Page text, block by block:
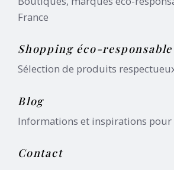
France
Shopping éco-responsable
Sélection de produits
Blog
Informations et inspirations pour
Contact